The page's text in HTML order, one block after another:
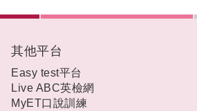
其他平台
Easy test平台
Live ABC英檢網
MyET口說訓練